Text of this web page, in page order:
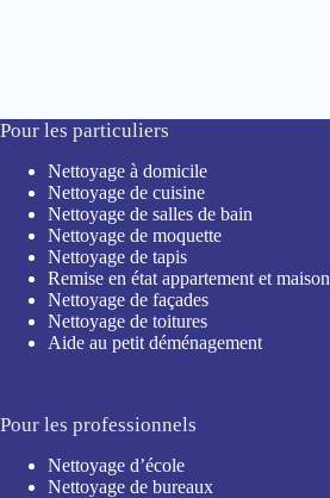
Pour les particuliers
Nettoyage à domicile
Nettoyage de cuisine
Nettoyage de salles de bain
Nettoyage de moquette
Nettoyage de tapis
Remise en état appartement et maison
Nettoyage de façades
Nettoyage de toitures
Aide au petit déménagement
Pour les professionnels
Nettoyage d’école
Nettoyage de bureaux